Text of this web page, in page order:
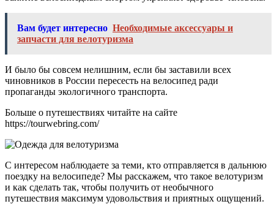
Вам будет интересно Необходимые аксессуары и
запчасти для велотуризма
И было бы совсем нелишним, если бы заставили всех
чиновников в России пересесть на велосипед ради
пропаганды экологичного транспорта.
Больше о путешествиях читайте на сайте
https://tourwebring.com/
С интересом наблюдаете за теми, кто отправляется в дальнюю
поездку на велосипеде? Мы расскажем, что такое велотуризм
и как сделать так, чтобы получить от необычного
путешествия максимум удовольствия и приятных ощущений.